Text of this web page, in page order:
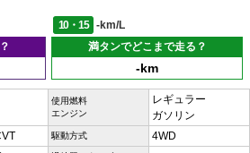
10・15
-km/L
満タンでどこまで走る？
-km
使用燃料
エンジン
レギュラー
ガソリン
駆動方式 4WD